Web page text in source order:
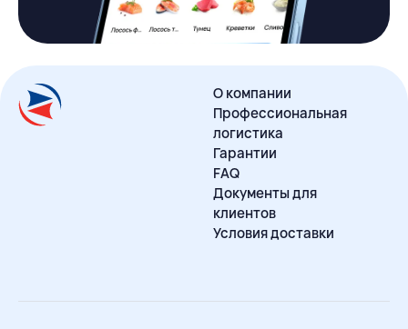
О компании
Профессиональная
логистика
Гарантии
FAQ
Документы для
клиентов
Условия доставки